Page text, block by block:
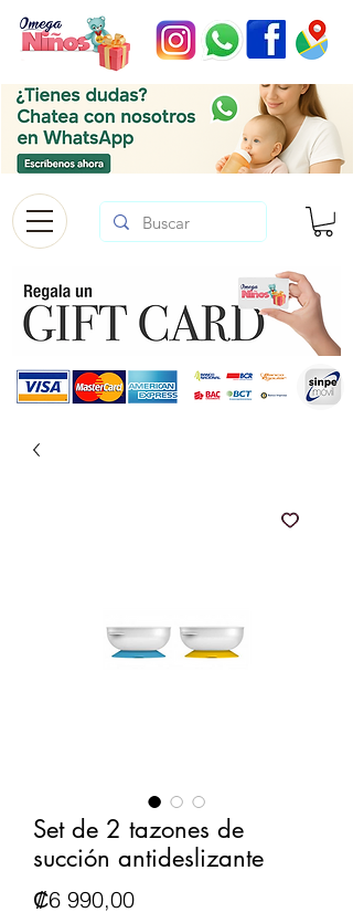
Set de 2 tazones de
succión antideslizante
₡6 990,00Precio